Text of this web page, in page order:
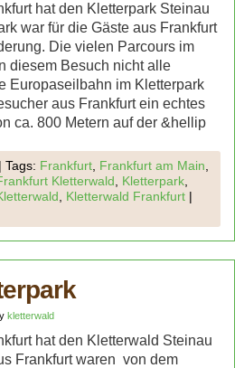
hat den Kletterpark Steinau
war für die Gäste aus Frankfurt
Die vielen Parcours im
diesem Besuch nicht alle
Europaseilbahn im Kletterpark
aus Frankfurt ein echtes
ca. 800 Metern auf der &hellip
| Tags: Frankfurt Frankfurt am Main
Kletterwald Kletterpark
Kletterwald Frankfurt |
kletterwald
hat den Kletterwald Steinau
Frankfurt waren von dem